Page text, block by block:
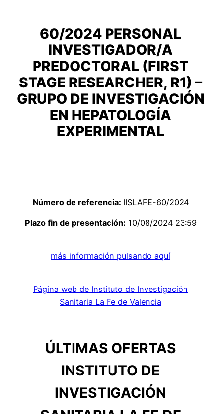
60/2024 PERSONAL
INVESTIGADOR/A
PREDOCTORAL (FIRST
STAGE RESEARCHER, R1) –
GRUPO DE INVESTIGACIÓN
EN HEPATOLOGÍA
EXPERIMENTAL
Número de referencia: IISLAFE-60/2024
Plazo fin de presentación: 10/08/2024 23:59
más información pulsando aquí
Página web de Instituto de Investigación
Sanitaria La Fe de Valencia
ÚLTIMAS OFERTAS
INSTITUTO DE
INVESTIGACIÓN